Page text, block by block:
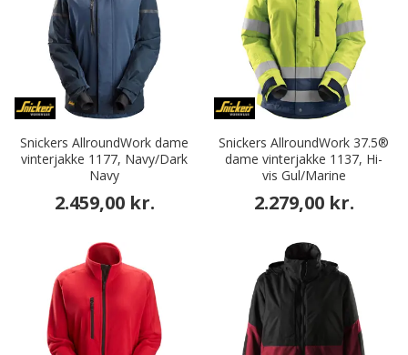
Snickers AllroundWork dame
vinterjakke 1177, Navy/Dark
Navy
2.459,00 kr.
Snickers AllroundWork 37.5®
dame vinterjakke 1137, Hi-
vis Gul/Marine
2.279,00 kr.